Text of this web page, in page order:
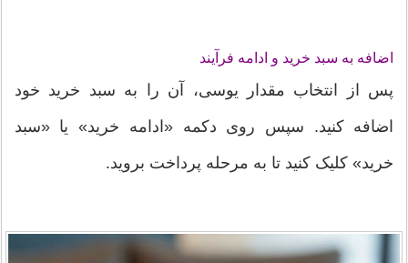
اضافه به سبد خرید و ادامه فرآیند
پس از انتخاب مقدار یوسی، آن را به سبد خرید خود
اضافه کنید. سپس روی دکمه «ادامه خرید» یا «سبد
خرید» کلیک کنید تا به مرحله پرداخت بروید.